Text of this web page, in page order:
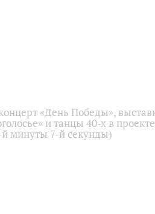
«День Победы»,
и танцы 40-х в проекте
минуты 7-й секунды)